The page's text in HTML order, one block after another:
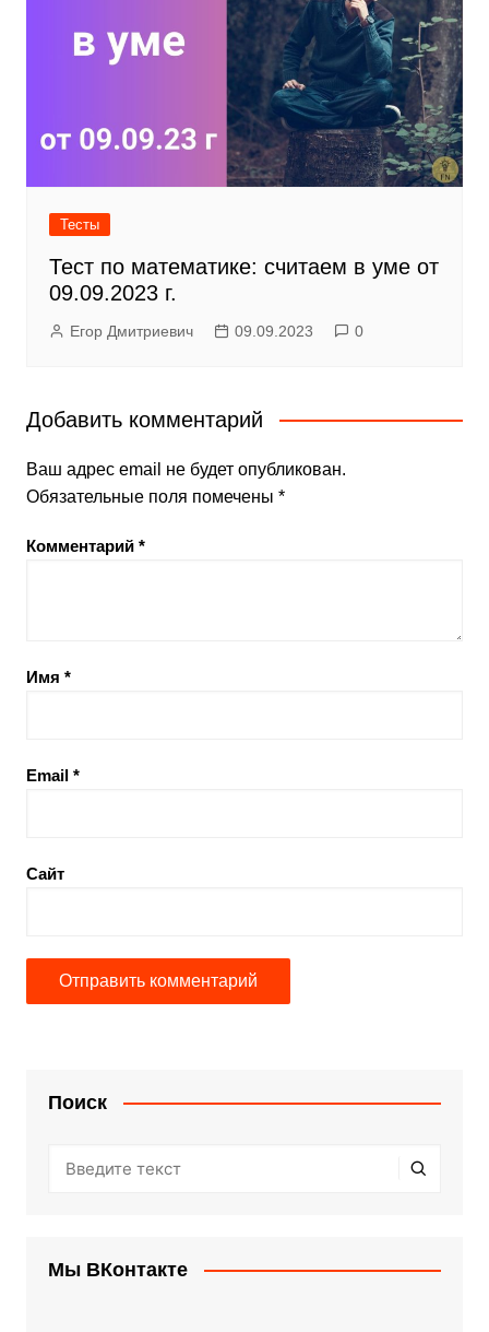
Тесты
Тест по математике: считаем в уме от
09.09.2023 г.
Егор Дмитриевич 09.09.2023 0
Добавить комментарий
Ваш адрес email не будет опубликован.
Обязательные поля помечены *
Комментарий *
Имя *
Email *
Сайт
Поиск
Мы ВКонтакте